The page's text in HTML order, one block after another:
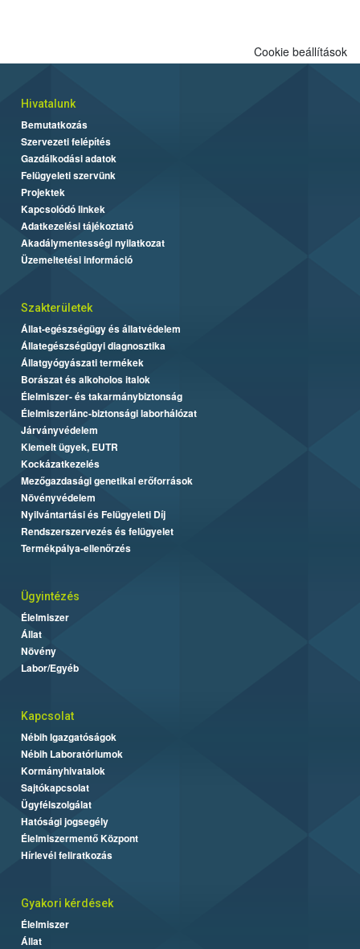
Cookie beállítások
Hivatalunk
Bemutatkozás
Szervezeti felépítés
Gazdálkodási adatok
Felügyeleti szervünk
Projektek
Kapcsolódó linkek
Adatkezelési tájékoztató
Akadálymentességi nyilatkozat
Üzemeltetési információ
Szakterületek
Állat-egészségügy és állatvédelem
Állategészségügyi diagnosztika
Állatgyógyászati termékek
Borászat és alkoholos italok
Élelmiszer- és takarmánybiztonság
Élelmiszerlánc-biztonsági laborhálózat
Járványvédelem
Kiemelt ügyek, EUTR
Kockázatkezelés
Mezőgazdasági genetikai erőforrások
Növényvédelem
Nyilvántartási és Felügyeleti Díj
Rendszerszervezés és felügyelet
Termékpálya-ellenőrzés
Ügyintézés
Élelmiszer
Állat
Növény
Labor/Egyéb
Kapcsolat
Nébih Igazgatóságok
Nébih Laboratóriumok
Kormányhivatalok
Sajtókapcsolat
Ügyfélszolgálat
Hatósági jogsegély
Élelmiszermentő Központ
Hírlevél feliratkozás
Gyakori kérdések
Élelmiszer
Állat